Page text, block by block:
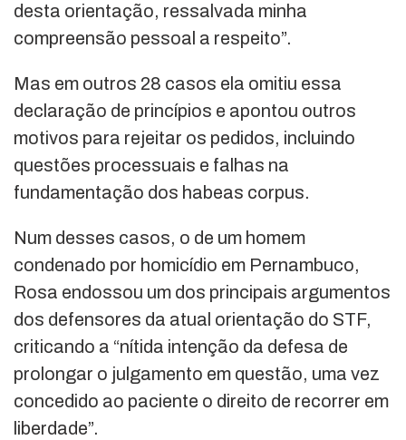
desta orientação, ressalvada minha
compreensão pessoal a respeito”.
Mas em outros 28 casos ela omitiu essa
declaração de princípios e apontou outros
motivos para rejeitar os pedidos, incluindo
questões processuais e falhas na
fundamentação dos habeas corpus.
Num desses casos, o de um homem
condenado por homicídio em Pernambuco,
Rosa endossou um dos principais argumentos
dos defensores da atual orientação do STF,
criticando a “nítida intenção da defesa de
prolongar o julgamento em questão, uma vez
concedido ao paciente o direito de recorrer em
liberdade”.